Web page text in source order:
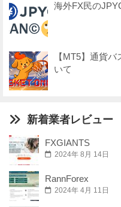
海外FX民の
【MT5】通貨
いて
新着業者レビュー
FXGIANTS
2024年 8月 14日
RannForex
2024年 4月 11日